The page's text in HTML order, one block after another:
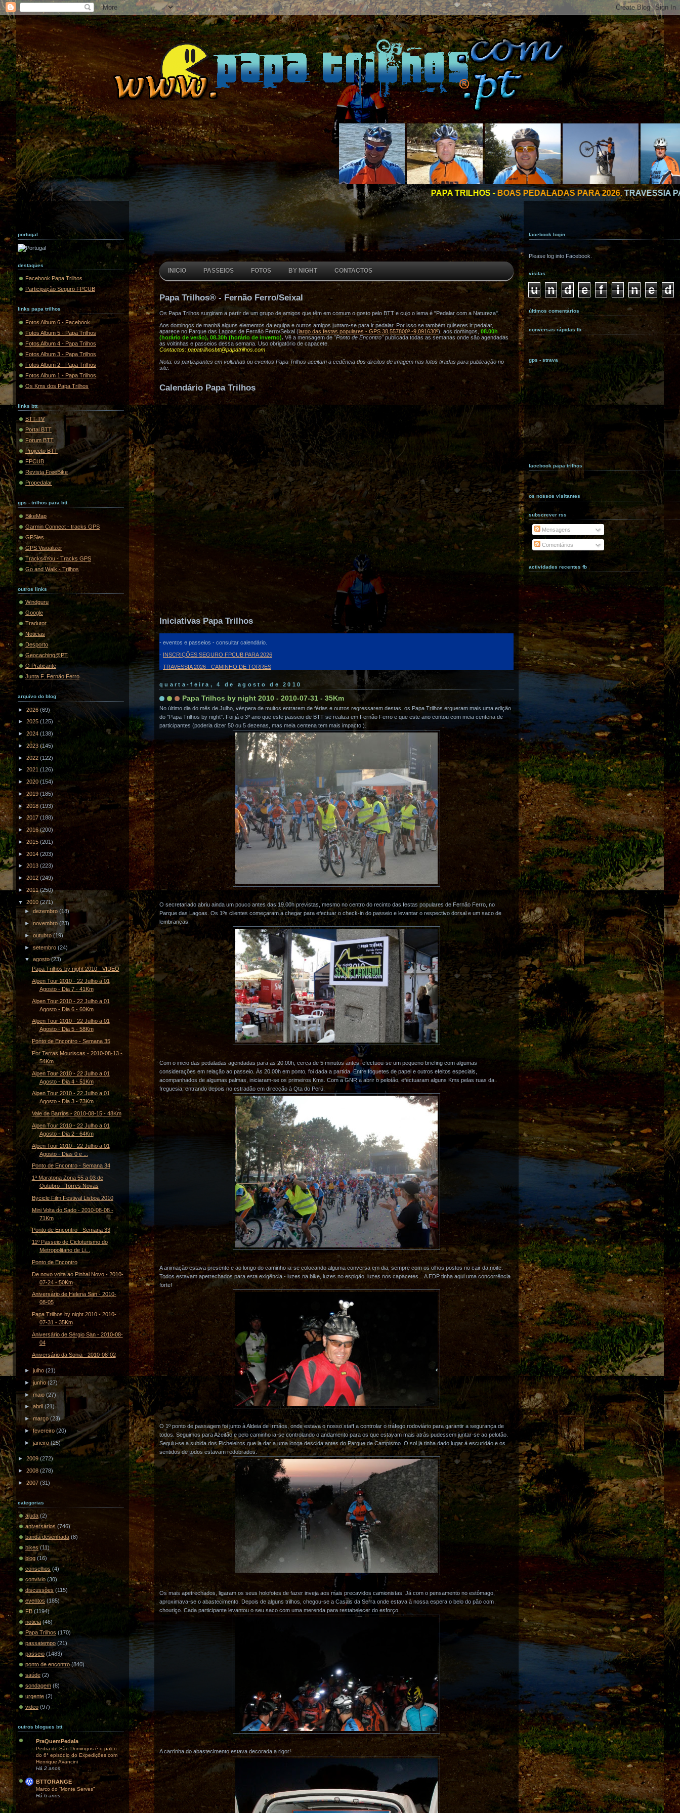
PAPA TRILHOS -BOAS PEDALADAS PARA 2026.TRAVESSIA PAPA TRILHOS 2026
portugal
destaques
Facebook Papa Trilhos
Participação Seguro FPCUB
links papa trilhos
Fotos Album 6 - Facebook
Fotos Album 5 - Papa Trilhos
Fotos Album 4 - Papa Trilhos
Fotos Album 3 - Papa Trilhos
Fotos Album 2 - Papa Trilhos
Fotos Album 1 - Papa Trilhos
Os Kms dos Papa Trilhos
links btt
BTT-TV
Portal BTT
Forum BTT
Projecto BTT
FPCUB
Revista FreeBike
Propedalar
gps - trilhos para btt
BikeMap
Garmin Connect - tracks GPS
GPSies
GPS Visualizer
Tracks4You - Tracks GPS
Go and Walk - Trilhos
outros links
Windguru
Google
Tradutor
Noticias
Desporto
Geocaching@PT
O Praticante
Junta F. Fernão Ferro
arquivo do blog
► 2026(69)
► 2025 (125)
► 2024 (138)
► 2023 (145)
► 2022 (122)
► 2021 (126)
► 2020 (154)
► 2019 (185)
► 2018 (193)
►2017(188)
► 2016(200)
► 2015 (201)
► 2014 (203)
► 2013 (223)
► 2012 (249)
► 2011(250)
▼ 2010 (271)
►dezembro(18)
►novembro(23)
►outubro(19)
►setembro(24)
▼agosto(23)
Papa Trilhos by night 2010 - VIDEO
Alpen Tour 2010 - 22 Julho a 01
Agosto - Dia 7 - 41Km
Alpen Tour 2010 - 22 Julho a 01
Agosto - Dia 6 - 60Km
Alpen Tour 2010 - 22 Julho a 01
Agosto - Dia 5 - 58Km
Ponto de Encontro - Semana 35
Por Terras Mouriscas - 2010-08-13 -
54Km
Alpen Tour 2010 - 22 Julho a 01
Agosto - Dia 4 - 51Km
Alpen Tour 2010 - 22 Julho a 01
Agosto - Dia 3 - 73Km
Vale de Barrios - 2010-08-15 - 48Km
Alpen Tour 2010 - 22 Julho a 01
Agosto - Dia 2 - 64Km
Alpen Tour 2010 - 22 Julho a 01
Agosto - Dias 0 e ...
Ponto de Encontro - Semana 34
1ª Maratona Zona 55 a 03 de
Outubro - Torres Novas
Bycicle Film Festival Lisboa 2010
Mini Volta do Sado - 2010-08-08 -
71Km
Ponto de Encontro - Semana 33
11º Passeio de Cicloturismo do
Metropolitano de Li...
Ponto de Encontro
De novo volta ao Pinhal Novo - 2010-
07-24 - 50Km
Aniversário de Helena San - 2010-
08-05
Papa Trilhos by night 2010 - 2010-
07-31 - 35Km
Aniversário de Sérgio San - 2010-08-
04
Aniversário da Sonia - 2010-08-02
►julho(21)
►junho(27)
►maio(27)
►abril(21)
►março(23)
►fevereiro(20)
►janeiro(25)
► 2009 (272)
► 2008 (278)
► 2007 (31)
categorias
ajuda (2)
aniversários (746)
banda desenhada (8)
bikes (11)
blog (16)
conselhos (4)
convivio (30)
discussões (115)
eventos (185)
FB (1194)
noticia (46)
Papa Trilhos (170)
passatempo (21)
passeio (1483)
ponto de encontro (840)
saúde (2)
sondagem (8)
urgente (2)
video (97)
outros blogues btt
PraQuemPedala
Pedra de São Domingos é o palco
do 6° episódio do Expedições com
Henrique Avancini
Há 2 anos
BTTORANGE
Marco do “Monte Serves”
Há 6 anos
INICIO PASSEIOS FOTOS BY NIGHT CONTACTOS
Papa Trilhos® - Fernão Ferro/Seixal
Os Papa Trilhos surgiram a partir de um grupo de amigos que têm em comum o gosto pelo BTT e cujo o lema é "Pedalar com a Natureza".
Aos domingos de manhã alguns elementos da equipa e outros amigos juntam-se para ir pedalar. Por isso se também quiseres ir pedalar,
aparece no Parque das Lagoas de Fernão Ferro/Seixal (largo das festas populares - GPS 38,557800º -9,091630º), aos domingos, 08.00h
(horário de verão), 08.30h (horário de inverno). Vê a mensagem de "Ponto de Encontro"publicada todas as semanas onde são agendadas
as voltinhas e passeios dessa semana. Uso obrigatório de capacete.
Contactos: papatrilhosbtt@papatrilhos.com
Nota: os participantes em voltinhas ou eventos Papa Trilhos aceitam a cedência dos direitos de imagem nas fotos tiradas para publicação no
site.
Calendário Papa Trilhos
Iniciativas Papa Trilhos
- eventos e passeios - consultar calendário.
- INSCRIÇÕES SEGURO FPCUB PARA 2026
- TRAVESSIA 2026 - CAMINHO DE TORRES
quarta-feira, 4 de agosto de 2010
Papa Trilhos by night 2010 - 2010-07-31 - 35Km
No último dia do mês de Julho, véspera de muitos entrarem de férias e outros regressarem destas, os Papa Trilhos ergueram mais uma edição
do "Papa Trilhos by night". Foi já o 3º ano que este passeio de BTT se realiza em Fernão Ferro e que este ano contou com meia centena de
participantes (poderia dizer 50 ou 5 dezenas, mas meia centena tem mais impacto!).
O secretariado abriu ainda um pouco antes das 19.00h previstas, mesmo no centro do recinto das festas populares de Fernão Ferro, no
Parque das Lagoas. Os 1ºs clientes começaram a chegar para efectuar o check-in do passeio e levantar o respectivo dorsal e um saco de
lembranças.
Com o inicio das pedaladas agendadas para as 20.00h, cerca de 5 minutos antes, efectuou-se um pequeno briefing com algumas
considerações em relação ao passeio. Às 20.00h em ponto, foi dada a partida. Entre foguetes de papel e outros efeitos especiais,
acompanhados de algumas palmas, iniciaram-se os primeiros Kms. Com a GNR a abrir o pelotão, efectuaram alguns Kms pelas ruas da
freguesia, entrando depois no estradão em direcção à Qta do Perú.
A animação estava presente e ao longo do caminho ia-se colocando alguma conversa em dia, sempre com os olhos postos no cair da noite.
Todos estavam apetrechados para esta exigência - luzes na bike, luzes no espigão, luzes nos capacetes... A EDP tinha aqui uma concorrência
forte!
O 1º ponto de passagem foi junto à Aldeia de Irmãos, onde estava o nosso staff a controlar o tráfego rodoviário para garantir a segurança de
todos. Seguimos para Azeitão e pelo caminho ia-se controlando o andamento para os que estavam mais atrás pudessem juntar-se ao pelotão.
Seguiu-se a subida dos Picheleiros que ia dar a uma longa descida antes do Parque de Campismo. O sol já tinha dado lugar à escuridão e os
sentidos de todos estavam redobrados.
Os mais apetrechados, ligaram os seus holofotes de fazer inveja aos mais precavidos camionistas. Já com o pensamento no estômago,
aproximava-se o abastecimento. Depois de alguns trilhos, chegou-se a Casais da Serra onde estava à nossa espera o belo do pão com
chouriço. Cada participante levantou o seu saco com uma merenda para restabelecer do esforço.
A carrinha do abastecimento estava decorada a rigor!
facebook login
Please log into Facebook.
visitas
u n d e f i n e d
últimos comentários
conversas rápidas fb
gps - strava
facebook papa trilhos
os nossos visitantes
subscrever rss
Mensagens
Comentários
actividades recentes fb